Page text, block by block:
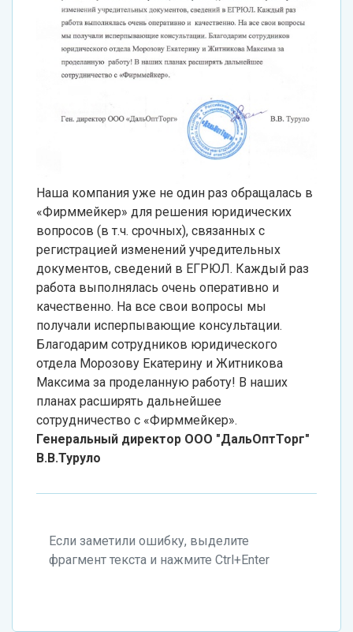
Наша компания уже не один раз обращалась в
«Фирммейкер» для решения юридических
вопросов (в т.ч. срочных), связанных с
регистрацией изменений учредительных
документов, сведений в ЕГРЮЛ. Каждый раз
работа выполнялась очень оперативно и
качественно. На все свои вопросы мы
получали исперпывающие консультации.
Благодарим сотрудников юридического
отдела Морозову Екатерину и Житникова
Максима за проделанную работу! В наших
планах расширять дальнейшее
сотрудничество с «Фирммейкер».
Генеральный директор ООО "ДальОптТорг"
В.В.Туруло
Если заметили ошибку, выделите
фрагмент текста и нажмите Ctrl+Enter